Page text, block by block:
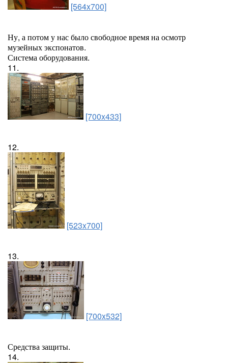
[564x700]
Ну, а потом у нас было свободное время на осмотр
музейных экспонатов.
Система оборудования.
11.
[700x433]
12.
[523x700]
13.
[700x532]
Средства защиты.
14.